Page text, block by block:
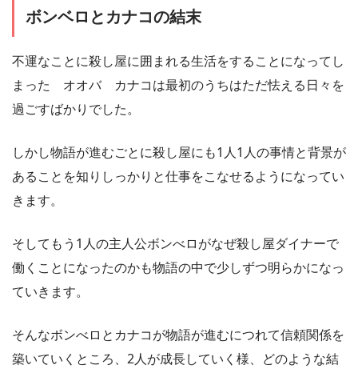
ボンベロとカナコの結末
不運なことに殺し屋に囲まれる生活をすることになってし
まった オオバ カナコは最初のうちはただ怯える日々を
過ごすばかりでした。
しかし物語が進むごとに殺し屋にも1人1人の事情と背景が
あることを知りしっかりと仕事をこなせるようになってい
きます。
そしてもう1人の主人公ボンべロがなぜ殺し屋ダイナーで
働くことになったのかも物語の中で少しずつ明らかになっ
ていきます。
そんなボンべロとカナコが物語が進むにつれて信頼関係を
築いていくところ、2人が成長していく様、どのような結